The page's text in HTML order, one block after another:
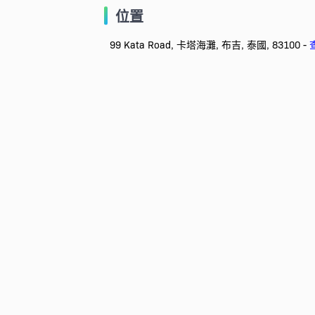
位置
99 Kata Road, 卡塔海灘, 布吉, 泰國, 83100 -